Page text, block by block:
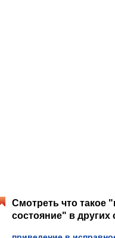
Смотреть что такое
состояние" в других